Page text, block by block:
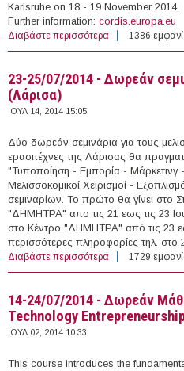
Karlsruhe on 18 - 19 November 2014.
Further information: cordis.europa.eu
Διαβάστε περισσότερα για 18-19/11/
Scientists and
1386
23-25/07/2014 - Δωρεάν
(Λάρισα)
ΙΟΥΛ 14, 2014 15:05
Δύο δωρεάν σεμινάρια για τους
ερασιτέχνες της Λάρισας θα
"Τυποποίηση - Εμπορία -
Μελισσοκομικοί Χειρισμοί -
σεμιναρίων. Το πρώτο θα γίνει στο
"ΔΗΜΗΤΡΑ" απο τις 21 εως τις 23
στο Κέντρο "ΔΗΜΗΤΡΑ" από τις 23
περισσότερες πληροφορίες τηλ. στο
Διαβάστε περισσότερα για 23-25/07/
Μελισσοκόμους
1729
14-24/07/2014 - Δωρεάν
Technology
ΙΟΥΛ 02, 2014 10:33
This course introduces the